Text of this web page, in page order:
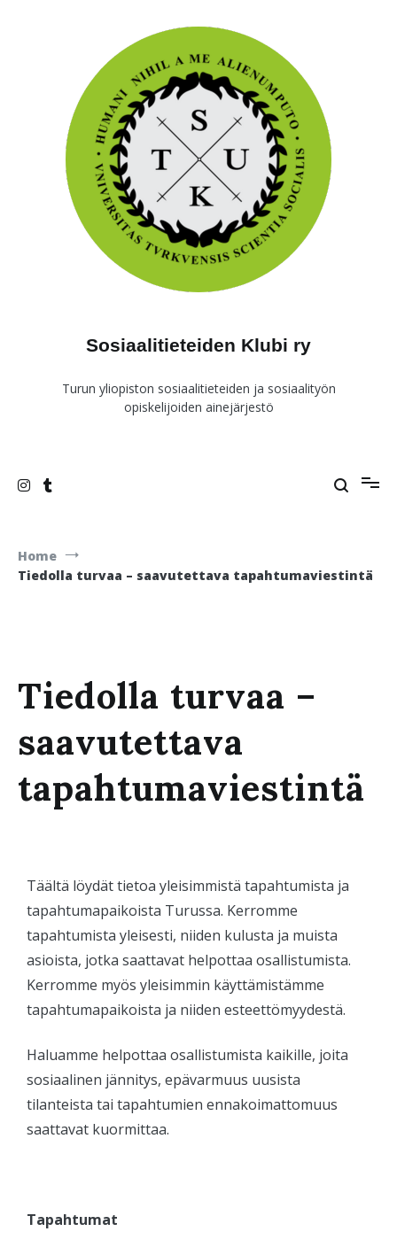
Sosiaalitieteiden Klubi ry
Turun yliopiston sosiaalitieteiden ja sosiaalityön
opiskelijoiden ainejärjestö
Home
Tiedolla turvaa – saavutettava tapahtumaviestintä
Tiedolla turvaa –
saavutettava
tapahtumaviestintä
Täältä löydät tietoa yleisimmistä tapahtumista ja
tapahtumapaikoista Turussa. Kerromme
tapahtumista yleisesti, niiden kulusta ja muista
asioista, jotka saattavat helpottaa osallistumista.
Kerromme myös yleisimmin käyttämistämme
tapahtumapaikoista ja niiden esteettömyydestä.
Haluamme helpottaa osallistumista kaikille, joita
sosiaalinen jännitys, epävarmuus uusista
tilanteista tai tapahtumien ennakoimattomuus
saattavat kuormittaa.
Tapahtumat